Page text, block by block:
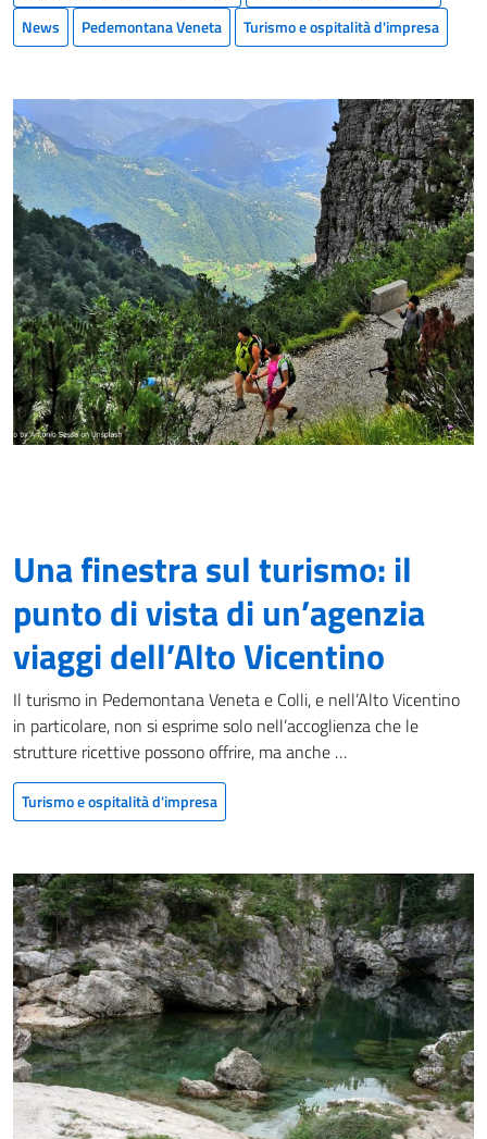
News
Pedemontana Veneta Turismo e ospitalità d'impresa
Una finestra sul turismo: il
punto di vista di un’agenzia
viaggi dell’Alto Vicentino
Il turismo in Pedemontana Veneta e Colli, e nell’Alto Vicentino
in particolare, non si esprime solo nell’accoglienza che le
strutture ricettive possono offrire, ma anche …
Turismo e ospitalità d'impresa